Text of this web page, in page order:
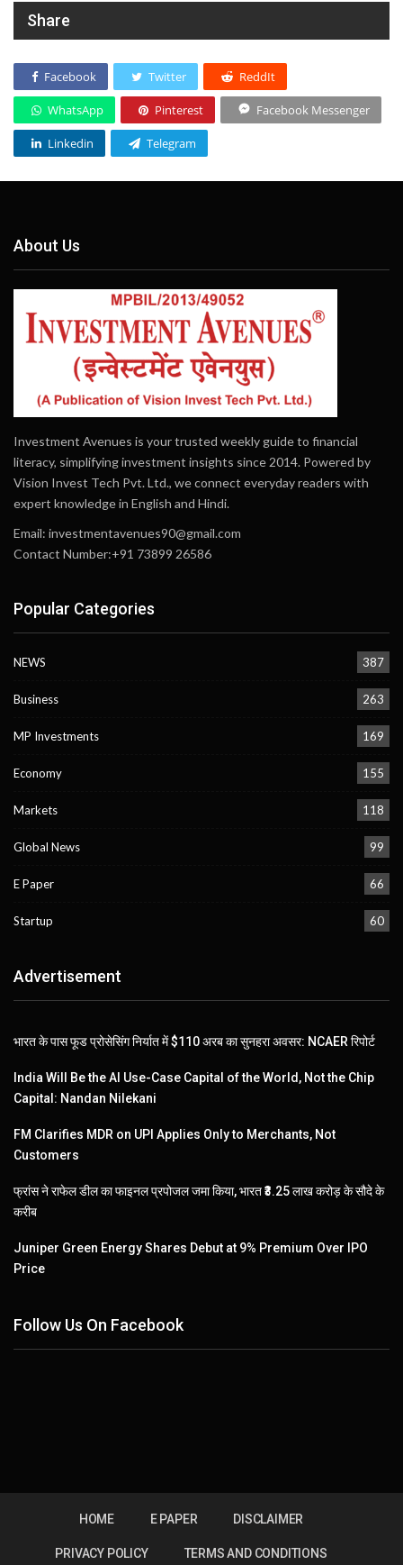
Share
Facebook Twitter ReddIt
WhatsApp Pinterest Facebook Messenger
Linkedin Telegram
About Us
Investment Avenues is your trusted weekly guide to financial
literacy, simplifying investment insights since 2014. Powered by
Vision Invest Tech Pvt. Ltd., we connect everyday readers with
expert knowledge in English and Hindi.
Email: investmentavenues90@gmail.com
Contact Number:+91 73899 26586
Popular Categories
NEWS 387
Business 263
MP Investments 169
Economy 155
Markets 118
Global News 99
E Paper 66
Startup 60
Advertisement
भारत के पास फूड प्रोसेसिंग निर्यात में $110 अरब का सुनहरा अवसर: NCAER रिपोर्ट
India Will Be the AI Use-Case Capital of the World, Not the Chip
Capital: Nandan Nilekani
FM Clarifies MDR on UPI Applies Only to Merchants, Not
Customers
फ्रांस ने राफेल डील का फाइनल प्रपोजल जमा किया, भारत ₹3.25 लाख करोड़ के सौदे के
करीब
Juniper Green Energy Shares Debut at 9% Premium Over IPO
Price
Follow Us On Facebook
HOME E PAPER DISCLAIMER
PRIVACY POLICY TERMS AND CONDITIONS